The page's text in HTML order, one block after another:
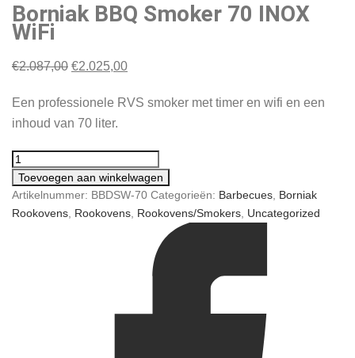
Borniak BBQ Smoker 70 INOX
WiFi
€2.087,00 Oorspronkelijke
was:
€2.087,00.
€2.025,00Huidige
is:
Een professionele RVS smoker met timer en wifi en een
inhoud van 70 liter.
Toevoegen aan winkelwagen
Artikelnummer: BBDSW-70 Categorieën: Barbecues, Borniak
Rookovens, Rookovens, Rookovens/Smokers, Uncategorized